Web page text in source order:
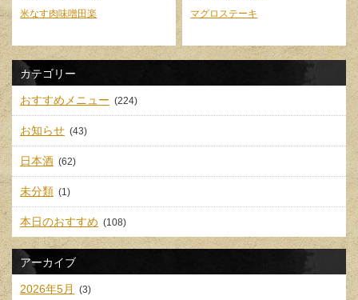
米なす肉味噌田楽 マグロステーキ
カテゴリー
おすすめメニュー (224)
お知らせ (43)
日本酒 (62)
未分類 (1)
本日のおすすめ (108)
アーカイブ
2026年5月 (3)